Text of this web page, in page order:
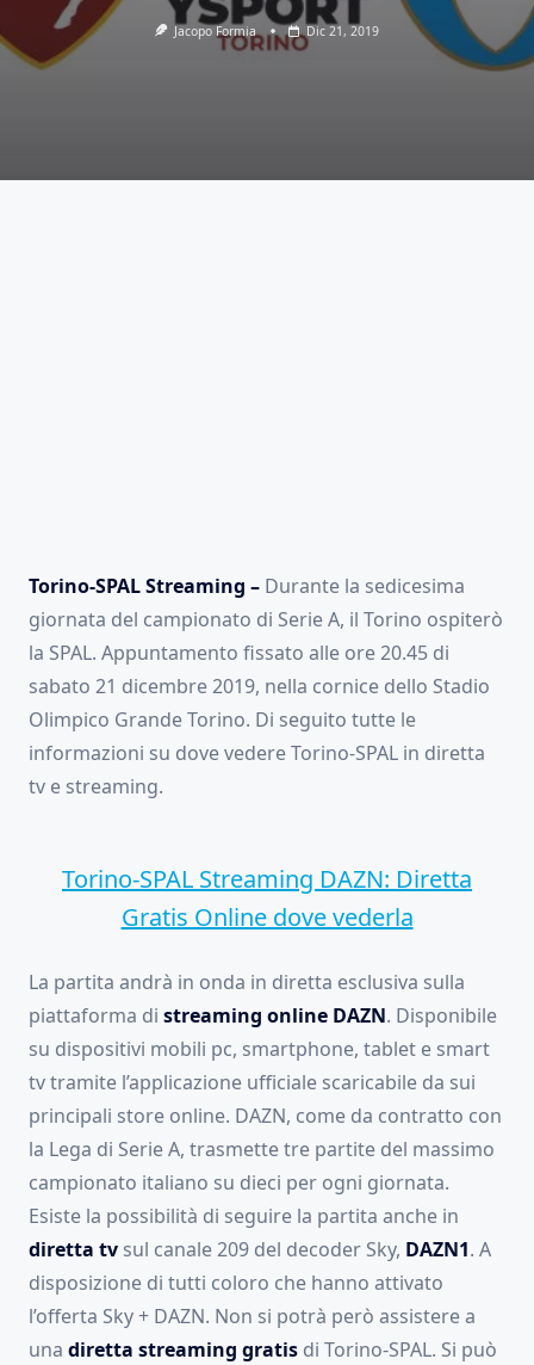
Jacopo Formia Dic 21, 2019
Torino-SPAL Streaming – Durante la sedicesima
giornata del campionato di Serie A, il Torino ospiterò
la SPAL. Appuntamento fissato alle ore 20.45 di
sabato 21 dicembre 2019, nella cornice dello Stadio
Olimpico Grande Torino. Di seguito tutte le
informazioni su dove vedere Torino-SPAL in diretta
tv e streaming.
Torino-SPAL Streaming DAZN: Diretta
Gratis Online dove vederla
La partita andrà in onda in diretta esclusiva sulla
piattaforma di streaming online DAZN. Disponibile
su dispositivi mobili pc, smartphone, tablet e smart
tv tramite l’applicazione ufficiale scaricabile da sui
principali store online. DAZN, come da contratto con
la Lega di Serie A, trasmette tre partite del massimo
campionato italiano su dieci per ogni giornata.
Esiste la possibilità di seguire la partita anche in
diretta tv sul canale 209 del decoder Sky, DAZN1. A
disposizione di tutti coloro che hanno attivato
l’offerta Sky + DAZN. Non si potrà però assistere a
una diretta streaming gratis di Torino-SPAL. Si può